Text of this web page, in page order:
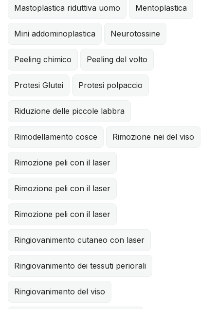
Mastoplastica riduttiva uomo Mentoplastica
Mini addominoplastica Neurotossine
Peeling chimico Peeling del volto
Protesi Glutei Protesi polpaccio
Riduzione delle piccole labbra
Rimodellamento cosce Rimozione nei del viso
Rimozione peli con il laser
Rimozione peli con il laser
Rimozione peli con il laser
Ringiovanimento cutaneo con laser
Ringiovanimento dei tessuti periorali
Ringiovanimento del viso